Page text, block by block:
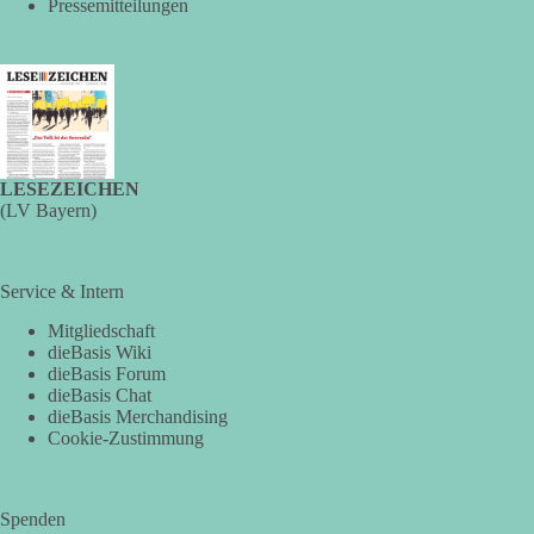
bezeichnet dies als Vorsorge für außergewöhnliche
Krisensituationen. Das Vorhaben war bis zur Veröffentlichung
von Apollo kaum bekannt.
🟩🟩🟦🟦🟥🟥🟧🟧
dieBasis steht für eine bezahlbare, sichere und unabhängige
Energieversorgung.
Eine resiliente Gesellschaft erkennt man nicht daran, wie sie
Strommangel verwaltet, sondern daran, wie sie ihn verhindert!
mehrere-tage-bis-wochen-vor/
Pressemitteilungen
LESEZEICHEN
(LV Bayern)
Service & Intern
Mitgliedschaft
dieBasis Wiki
dieBasis Forum
dieBasis Chat
dieBasis Merchandising
Cookie-Zustimmung
Spenden